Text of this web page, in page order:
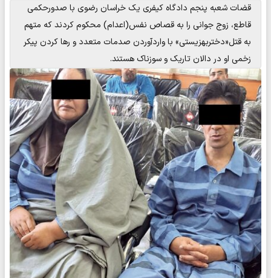
قضات شعبه پنجم دادگاه کیفری یک خراسان رضوی با صدورحکمی
قاطع، زوج جوانی را به قصاص نفس(اعدام) محکوم کردند که متهم
به قتل«دختربهزیستی» با واردآوردن صدمات متعدد و رها کردن پیکر
زخمی او در دالان تاریک و سوزناک هستند.